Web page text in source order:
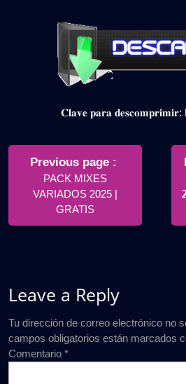
𝐂𝐥𝐚𝐯𝐞 𝐩𝐚𝐫𝐚
Navegación
entradas
Previous page
PACK MIXES
VARIADOS 2025 |
GRATIS
Leave a Reply
Tu dirección de correo electrónico no
campos obligatorios están marcados
Comentario *